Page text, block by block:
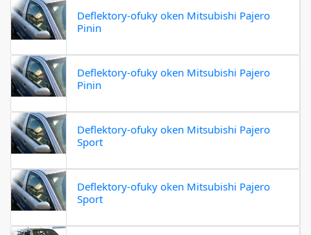
Deflektory-ofuky oken Mitsubishi Pajero
Pinin
Deflektory-ofuky oken Mitsubishi Pajero
Pinin
Deflektory-ofuky oken Mitsubishi Pajero
Sport
Deflektory-ofuky oken Mitsubishi Pajero
Sport